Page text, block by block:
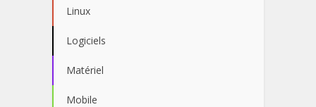
Linux
Logiciels
Matériel
Mobile